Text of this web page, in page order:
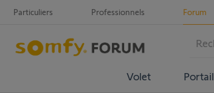
Particuliers Professionnels Forum
Volet Portail